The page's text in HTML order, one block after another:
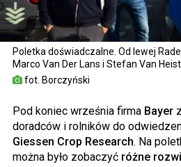
Poletka doświadczalne. Od lewej
Marco Van Der Lans i Stefan Van
fot. Borczyński
Pod koniec września firma Bayer
doradców i rolników do
Giessen Crop Research. Na
można było zobaczyć różne